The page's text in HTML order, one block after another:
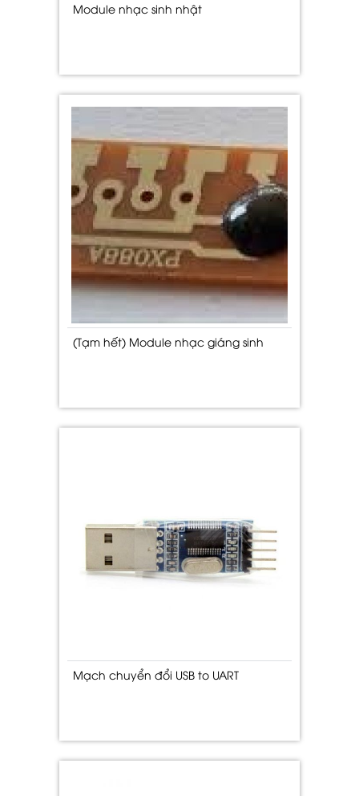
Module nhạc sinh nhật
(Tạm hết) Module nhạc giáng sinh
Mạch chuyển đổi USB to UART